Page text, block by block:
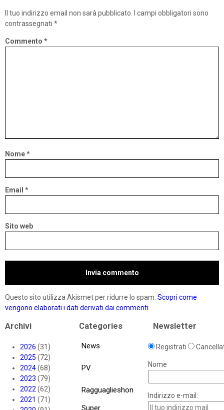
Il tuo indirizzo email non sarà pubblicato.
I campi obbligatori sono
contrassegnati *
Commento *
Nome*
Email *
Sito web
Questo sito utilizza Akismet per ridurre lo spam. Scopri come
vengono elaborati i dati derivati dai commenti.
Archivi
2026 (31)
2025 (72)
2024(68)
2023 (79)
2022(62)
2021 (71)
Categories
News
PV
Ragguaglieshon
Super
Newsletter
Registrati
Nome
Indirizzo e-mail: